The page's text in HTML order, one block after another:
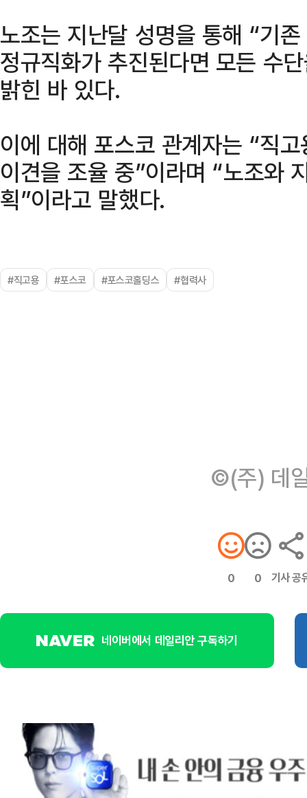
노조는 지난달 성명을 통해 “기
정규직화가 추진된다면 모든 수
밝힌 바 있다.
이에 대해 포스코 관계자는 “직
이견을 조율 중”이라며 “노조와
획”이라고 말했다.
#직고용 #포스코 #포스코홀딩스 #협력사
©(주) 데
0 0 기사 공
네이버에서 데일리안 구독하기